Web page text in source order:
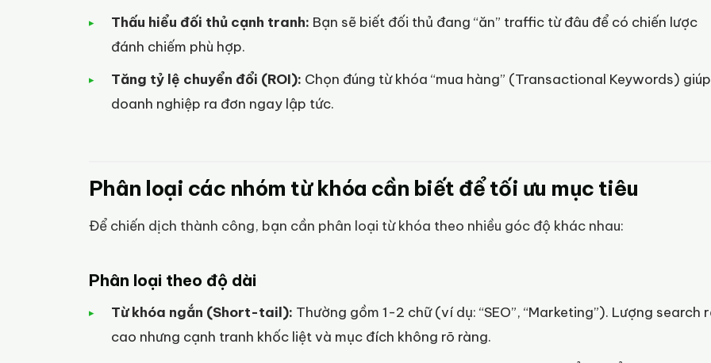
Thấu hiểu đối thủ cạnh tranh: Bạn sẽ biết đối thủ đang “ăn” traffic từ đâu để có chiến lược
đánh chiếm phù hợp.
Tăng tỷ lệ chuyển đổi (ROI): Chọn đúng từ khóa “mua hàng” (Transactional Keywords) giúp
doanh nghiệp ra đơn ngay lập tức.
Phân loại các nhóm từ khóa cần biết để tối ưu mục tiêu
Để chiến dịch thành công, bạn cần phân loại từ khóa theo nhiều góc độ khác nhau:
Phân loại theo độ dài
Từ khóa ngắn (Short-tail): Thường gồm 1-2 chữ (ví dụ: “SEO”, “Marketing”). Lượng search
cao nhưng cạnh tranh khốc liệt và mục đích không rõ ràng.